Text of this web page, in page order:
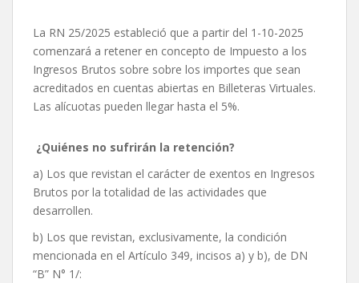
La RN 25/2025 estableció que a partir del 1-10-2025
comenzará a retener en concepto de Impuesto a los
Ingresos Brutos sobre sobre los importes que sean
acreditados en cuentas abiertas en Billeteras Virtuales.
Las alícuotas pueden llegar hasta el 5%.
¿Quiénes no sufrirán la retención?
a) Los que revistan el carácter de exentos en Ingresos
Brutos por la totalidad de las actividades que
desarrollen.
b) Los que revistan, exclusivamente, la condición
mencionada en el Artículo 349, incisos a) y b), de DN
“B” N° 1/: